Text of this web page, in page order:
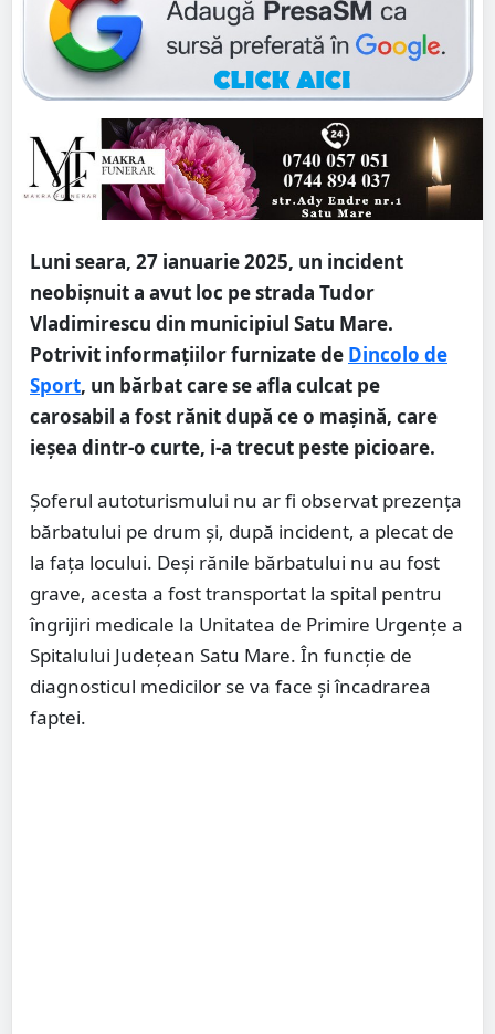
Luni seara, 27 ianuarie 2025, un incident
neobișnuit a avut loc pe strada Tudor
Vladimirescu din municipiul Satu Mare.
Potrivit informațiilor furnizate de Dincolo de
Sport, un bărbat care se afla culcat pe
carosabil a fost rănit după ce o mașină, care
ieșea dintr-o curte, i-a trecut peste picioare.
Șoferul autoturismului nu ar fi observat prezența
bărbatului pe drum și, după incident, a plecat de
la fața locului. Deși rănile bărbatului nu au fost
grave, acesta a fost transportat la spital pentru
îngrijiri medicale la Unitatea de Primire Urgențe a
Spitalului Județean Satu Mare. În funcție de
diagnosticul medicilor se va face și încadrarea
faptei.